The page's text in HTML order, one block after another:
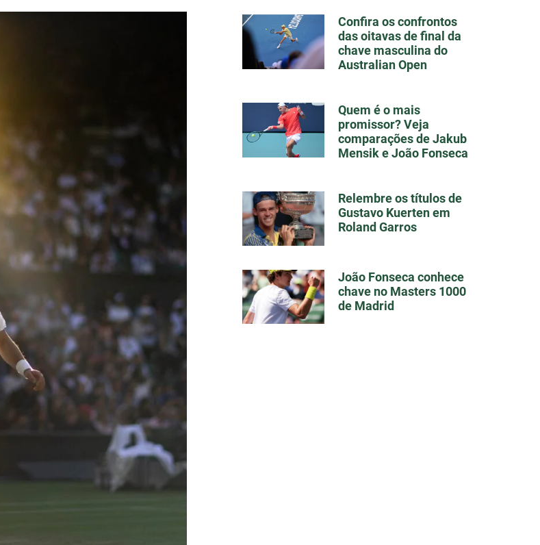
Confira os confrontos
das oitavas de final da
chave masculina do
Australian Open
Quem é o mais
promissor? Veja
comparações de Jakub
Mensik e João Fonseca
Relembre os títulos de
Gustavo Kuerten em
Roland Garros
João Fonseca conhece
chave no Masters 1000
de Madrid